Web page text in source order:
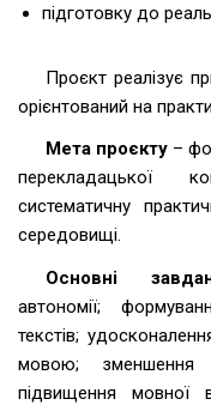
підготовку до
Проєкт реалізує
орієнтований на
Мета проєкту –
перекладацької
систематичну
середовищі.
Основні
автономії;
текстів;
мовою; зменшення
підвищення мовної